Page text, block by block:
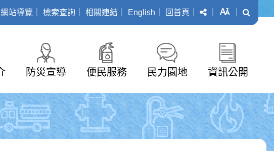
網站導覽 檢索查詢 相關連結 English 回首頁 分享 字級
防災宣導 便民服務 民力園地 資訊公開